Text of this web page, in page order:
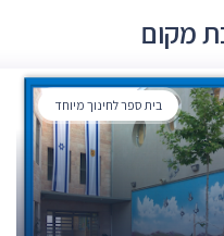
מקום
בית ספר לחינוך מיוחד